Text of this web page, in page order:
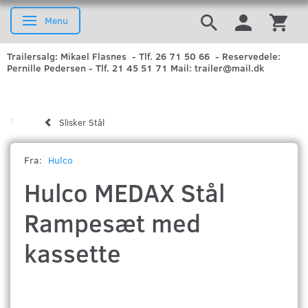
Skifte navigation
Menu
Trailersalg: Mikael Flasnes - Tlf. 26 71 50 66 - Reservedele:
Pernille Pedersen - Tlf. 21 45 51 71 Mail: trailer@mail.dk
Slisker Stål
Fra: Hulco
Hulco MEDAX Stål
Rampesæt med
kassette